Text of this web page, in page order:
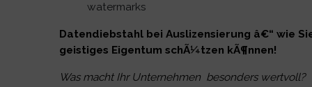
watermarks
Datendiebstahl bei Auslizensierung â€“ wie
geistiges Eigentum schÃ¼tzen kÃ¶nnen!
Was macht Ihr Unternehmen besonders wertvoll?